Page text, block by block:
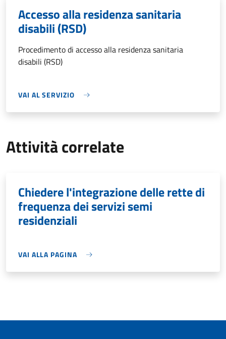
Accesso alla residenza sanitaria
disabili (RSD)
Procedimento di accesso alla residenza sanitaria
disabili (RSD)
VAI AL SERVIZIO
Attività correlate
Chiedere l'integrazione delle rette di
frequenza dei servizi semi
residenziali
VAI ALLA PAGINA